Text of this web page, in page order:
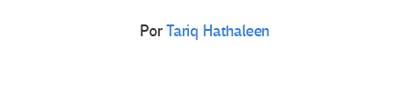
PorTariq Hathaleen